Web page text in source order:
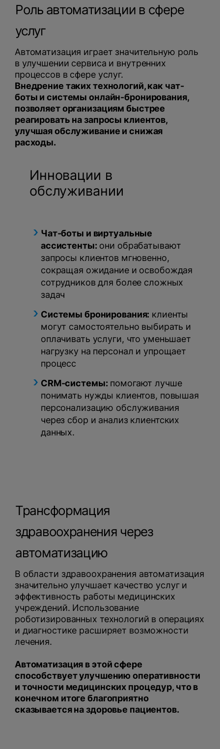
Роль автоматизации в сфере
услуг
Автоматизация играет значительную роль
в улучшении сервиса и внутренних
процессов в сфере услуг.
Внедрение таких технологий, как чат-
боты и системы онлайн-бронирования,
позволяет организациям быстрее
реагировать на запросы клиентов,
улучшая обслуживание и снижая
расходы.
Инновации в
обслуживании
Чат-боты и виртуальные
ассистенты: они обрабатывают
запросы клиентов мгновенно,
сокращая ожидание и освобождая
сотрудников для более сложных
задач
Системы бронирования: клиенты
могут самостоятельно выбирать и
оплачивать услуги, что уменьшает
нагрузку на персонал и упрощает
процесс
CRM-системы: помогают лучше
понимать нужды клиентов, повышая
персонализацию обслуживания
через сбор и анализ клиентских
данных.
Трансформация
здравоохранения через
автоматизацию
В области здравоохранения автоматизация
значительно улучшает качество услуг и
эффективность работы медицинских
учреждений. Использование
роботизированных технологий в операциях
и диагностике расширяет возможности
лечения.
Автоматизация в этой сфере
способствует улучшению оперативности
и точности медицинских процедур, что в
конечном итоге благоприятно
сказывается на здоровье пациентов.